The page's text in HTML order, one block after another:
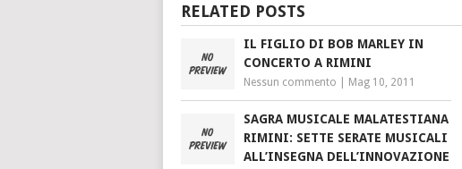
RELATED POSTS
IL FIGLIO DI BOB MARLEY IN
CONCERTO A RIMINI
Nessun commento Mag 10, 2011
SAGRA MUSICALE MALATESTIANA
RIMINI: SETTE SERATE MUSICALI
ALL’INSEGNA DELL’INNOVAZIONE